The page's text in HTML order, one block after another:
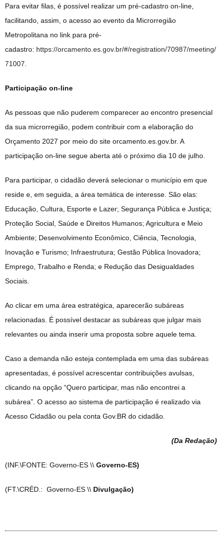
Para evitar filas, é possível realizar um pré-cadastro on-line,
facilitando, assim, o acesso ao evento da Microrregião
Metropolitana no link para pré-
cadastro: https://orcamento.es.gov.br/#/registration/70987/meeting/
71007.
Participação on-line
As pessoas que não puderem comparecer ao encontro presencial
da sua microrregião, podem contribuir com a elaboração do
Orçamento 2027 por meio do site orcamento.es.gov.br. A
participação on-line segue aberta até o próximo dia 10 de julho.
Para participar, o cidadão deverá selecionar o município em que
reside e, em seguida, a área temática de interesse. São elas:
Educação, Cultura, Esporte e Lazer; Segurança Pública e Justiça;
Proteção Social, Saúde e Direitos Humanos; Agricultura e Meio
Ambiente; Desenvolvimento Econômico, Ciência, Tecnologia,
Inovação e Turismo; Infraestrutura; Gestão Pública Inovadora;
Emprego, Trabalho e Renda; e Redução das Desigualdades
Sociais.
Ao clicar em uma área estratégica, aparecerão subáreas
relacionadas. É possível destacar as subáreas que julgar mais
relevantes ou ainda inserir uma proposta sobre aquele tema.
Caso a demanda não esteja contemplada em uma das subáreas
apresentadas, é possível acrescentar contribuições avulsas,
clicando na opção “Quero participar, mas não encontrei a
subárea”. O acesso ao sistema de participação é realizado via
Acesso Cidadão ou pela conta Gov.BR do cidadão.
(Da Redação)
(INF.\FONTE: Governo-ES \\ Governo-ES)
(FT.\CRÉD.: Governo-ES \\ Divulgação)